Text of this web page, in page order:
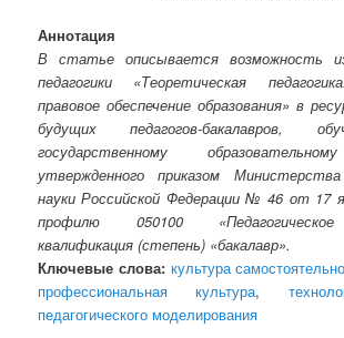
Аннотация
В статье описывается возможность
педагогики «Теоретическая
правовое обеспечение образования» в
будущих педагогов-бакалавров,
государственному
утвержденного приказом
науки Российской Федерации № 46 от 17
профилю 050100 «Педагогическое
квалификация (степень) «бакалавр».
Ключевые слова: культура
профессиональная культура,
педагогического моделирования